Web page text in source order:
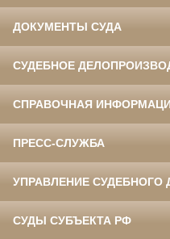
ДОКУМЕНТЫ СУДА
СУДЕБНОЕ
СПРАВОЧНАЯ
ПРЕСС-СЛУЖБА
УПРАВЛЕНИЕ СУДЕБНОГО
СУДЫ СУБЪЕКТА РФ